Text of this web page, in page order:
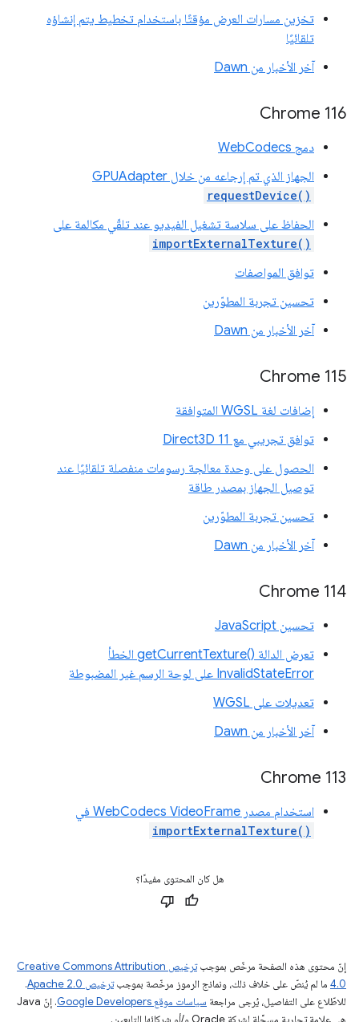
تخزين مسارات العرض مؤقتًا باستخدام تخطيط يتم إنشاؤه
تلقائيًا
آخر الأخبار من Dawn
Chrome 116
دمج WebCodecs
الجهاز الذي تم إرجاعه من خلال GPUAdapter
requestDevice()
الحفاظ على سلاسة تشغيل الفيديو عند تلقّي مكالمة على
importExternalTexture()
توافق المواصفات
تحسين تجربة المطوّرين
آخر الأخبار من Dawn
Chrome 115
إضافات لغة WGSL المتوافقة
توافق تجريبي مع Direct3D 11
الحصول على وحدة معالجة رسومات منفصلة تلقائيًا عند
توصيل الجهاز بمصدر طاقة
تحسين تجربة المطوّرين
آخر الأخبار من Dawn
‫Chrome 114
تحسين JavaScript
تعرض الدالة getCurrentTexture()‎ الخطأ
InvalidStateError على لوحة الرسم غير المضبوطة
تعديلات على WGSL
آخر الأخبار من Dawn
Chrome 113
استخدام مصدر WebCodecs VideoFrame في
importExternalTexture()
هل كان المحتوى مفيدًا؟
إنّ محتوى هذه الصفحة مرخّص بموجب
ترخيص Creative Commons Attribution
4.0‏ ما لم يُنصّ على خلاف ذلك، ونماذج الرموز مرخّصة بموجبترخيص Apache 2.0‏
.
للاطّلاع على التفاصيل، يُرجى مراجعة سياسات موقع Google Developers‏
. إنّ Java